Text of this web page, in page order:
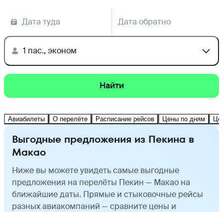
Дата туда Дата обратно
1 пас., эконом
Найти
Авиабилеты О перелёте Расписание рейсов Цены по дням
Выгодные предложения из Пекина в
Макао
Ниже вы можете увидеть самые выгодные
предложения на перелёты Пекин — Макао на
ближайшие даты. Прямые и стыковочные рейсы
разных авиакомпаний — сравните цены и